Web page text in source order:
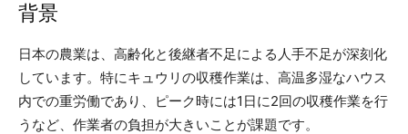
背景
日本の農業は、高齢化と後継者不足による人手不足が深刻化
しています。特にキュウリの収穫作業は、高温多湿なハウス
内での重労働であり、ピーク時には1日に2回の収穫作業を行
うなど、作業者の負担が大きいことが課題です。